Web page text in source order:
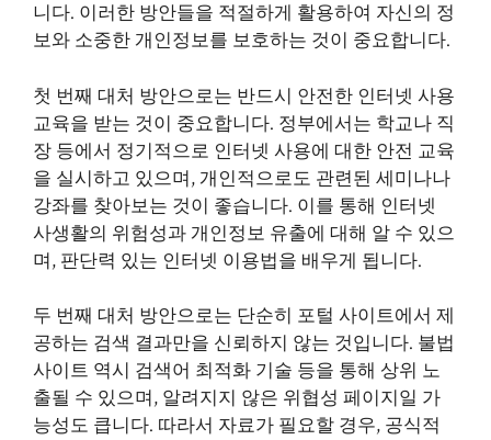
니다. 이러한 방안들을 적절하게 활용하여 자신의 정
보와 소중한 개인정보를 보호하는 것이 중요합니다.
첫 번째 대처 방안으로는 반드시 안전한 인터넷 사용
교육을 받는 것이 중요합니다. 정부에서는 학교나 직
장 등에서 정기적으로 인터넷 사용에 대한 안전 교육
을 실시하고 있으며, 개인적으로도 관련된 세미나나
강좌를 찾아보는 것이 좋습니다. 이를 통해 인터넷
사생활의 위험성과 개인정보 유출에 대해 알 수 있으
며, 판단력 있는 인터넷 이용법을 배우게 됩니다.
두 번째 대처 방안으로는 단순히 포털 사이트에서 제
공하는 검색 결과만을 신뢰하지 않는 것입니다. 불법
사이트 역시 검색어 최적화 기술 등을 통해 상위 노
출될 수 있으며, 알려지지 않은 위협성 페이지일 가
능성도 큽니다. 따라서 자료가 필요할 경우, 공식적